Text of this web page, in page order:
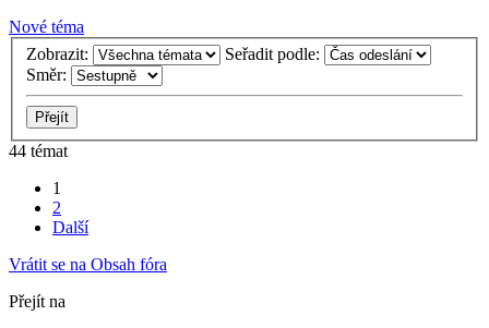
Nové téma
Zobrazit:
Seřadit podle:
Směr:
44 témat
1
2
Další
Vrátit se na Obsah fóra
Přejít na